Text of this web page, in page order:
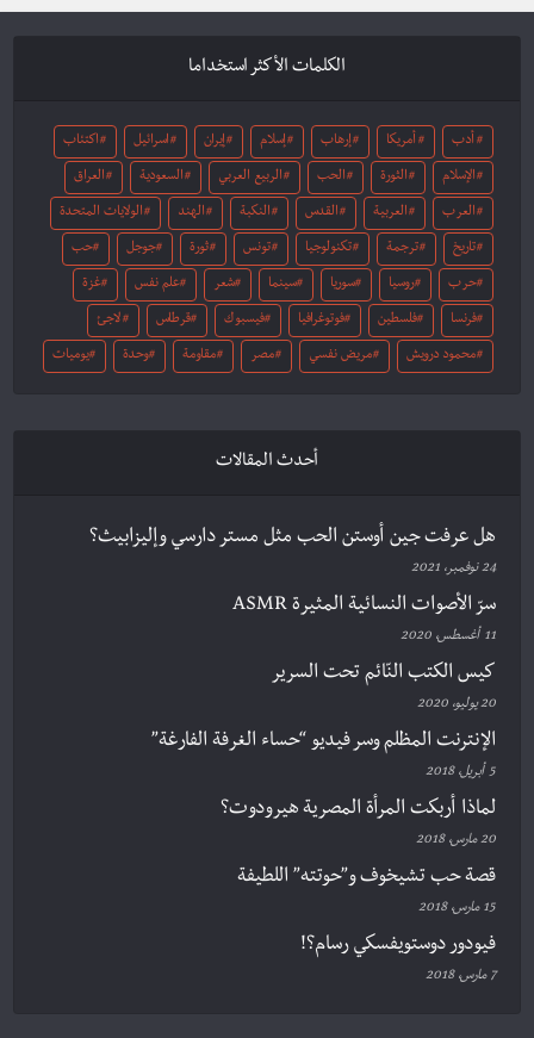
الكلمات الأكثر استخداما
أدب أمريكا إرهاب إسلام إيران اسرائيل اكتئاب
الإسلام الثورة الحب الربيع العربي السعودية العراق
العرب العربية القدس النكبة الهند الولايات المتحدة
تاريخ ترجمة تكنولوجيا تونس ثورة جوجل حب
حرب روسيا سوريا سينما شعر علم نفس غزة
فرنسا فلسطين فوتوغرافيا فيسبوك قرطاس لاجئ
محمود درويش مريض نفسي مصر مقاومة وحدة يوميات
أحدث المقالات
هل عرفت جين أوستن الحب مثل مستر دارسي وإليزابيث؟
24 نوفمبر، 2021
سرّ الأصوات النسائية المثيرة ASMR
11 أغسطس، 2020
كيس الكتب النّائم تحت السرير
20 يوليو، 2020
الإنترنت المظلم وسر فيديو “حساء الغرفة الفارغة”
5 أبريل، 2018
لماذا أربكت المرأة المصرية هيرودوت؟
20 مارس، 2018
قصة حب تشيخوف و”حوتته” اللطيفة
15 مارس، 2018
فيودور دوستويفسكي رسام؟!
7 مارس، 2018